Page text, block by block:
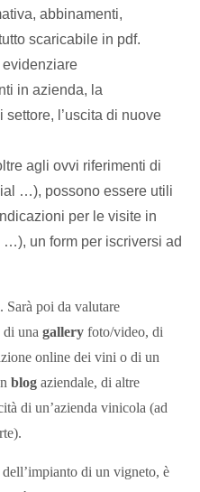
abbinamenti,
scaricabile in pdf.
evidenziare
in azienda, la
l’uscita di nuove
agli ovvi riferimenti di
…), possono essere utili
per le visite in
un form per iscriversi ad
poi da valutare
di una gallery foto/video, di
online dei vini o di un
blog aziendale, di altre
di un’azienda vinicola (ad
di un vigneto, è